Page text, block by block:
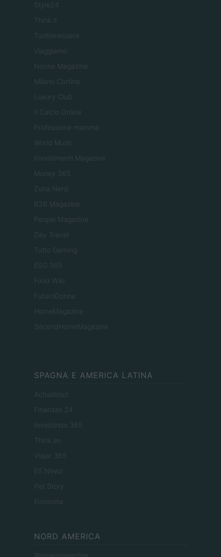
Style24
Think.it
Tuobenessere
Viaggiamo
Nonne Magazine
Milano Cortina
Luxury Club
Il Calcio Online
Professione mamma
World Music
Investimenti Magazine
Money 365
Zona Nerd
B2B Magazine
People Magazine
Day Travel
Tutto Gaming
ESG 365
Food Wiki
FuturoDonna
HomeMagazine
SecondHomeMagazine
SPAGNA E AMERICA LATINA
Actualidad
Finanzas 24
Investindo 365
Think.es
Viajar 365
ES Newz
Pet Story
Encocina
NORD AMERICA